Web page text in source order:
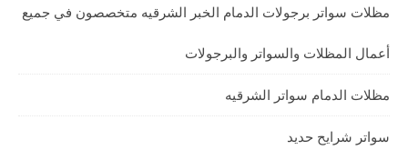
مظلات سواتر برجولات الدمام الخبر الشرقيه متخصصون في جميع
أعمال المظلات والسواتر والبرجولات
مظلات الدمام سواتر الشرقيه
سواتر شرايح حديد